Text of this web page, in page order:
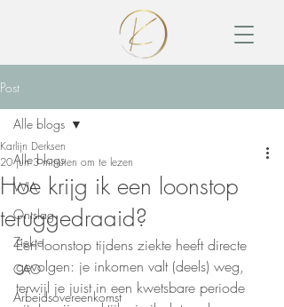
Post
Alle blogs
WIA
Ontslag
Ziekte
CAO
Arbeidsovereenkomst
Alle blogs
Hoe krijg ik een loonstop
teruggedraaid?
Karlijn Derksen
20 jun 3 minuten om te lezen
Een loonstop tijdens ziekte heeft directe
gevolgen: je inkomen valt (deels) weg,
terwijl je juist in een kwetsbare periode